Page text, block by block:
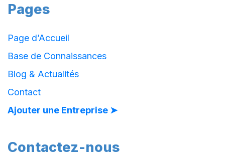
Pages
Page d’Accueil
Base de Connaissances
Blog & Actualités
Contact
Ajouter une Entreprise ➤
Contactez-nous